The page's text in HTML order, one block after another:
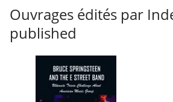
Ouvrages édités par
published